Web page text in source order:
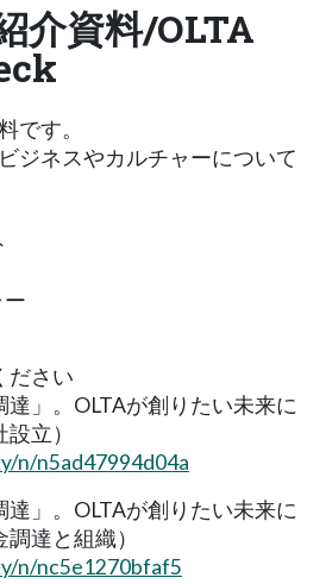
介資料/OLTA
です。
ジネスやカルチャーについて
ださい
」。OLTAが創りたい未来に
立）
n/n5ad47994d04a
」。OLTAが創りたい未来に
達と組織）
n/nc5e1270bfaf5